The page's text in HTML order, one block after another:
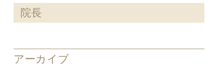
院長
アーカイブ